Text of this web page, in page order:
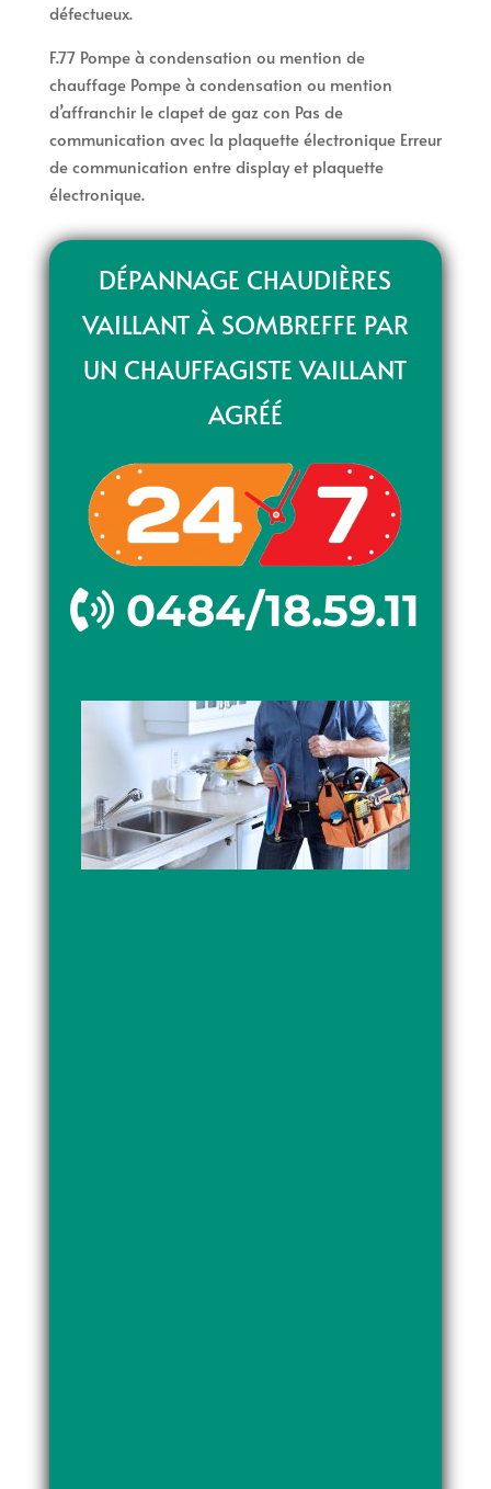
défectueux.
F.77 Pompe à condensation ou mention de
chauffage Pompe à condensation ou mention
d’affranchir le clapet de gaz con Pas de
communication avec la plaquette électronique Erreur
de communication entre display et plaquette
électronique.
DÉPANNAGE CHAUDIÈRES
VAILLANT À SOMBREFFE PAR
UN CHAUFFAGISTE VAILLANT
AGRÉÉ
0484/18.59.11